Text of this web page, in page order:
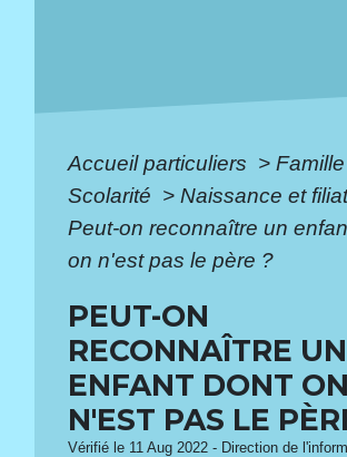
Accueil particuliers >
Scolarité > Naissance et
Peut-on reconnaître un
on n'est pas le père ?
PEUT-ON
RECONNAÎTRE UN
ENFANT DONT ON
N'EST PAS LE
Vérifié le 11 Aug 2022 - Direction de